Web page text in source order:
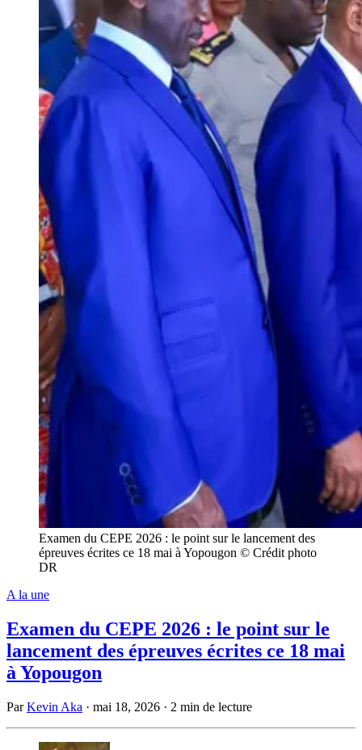
Examen du CEPE 2026 : le point sur le lancement des
épreuves écrites ce 18 mai à Yopougon © Crédit photo
DR
A la une
Examen du CEPE 2026 : le point sur le
lancement des épreuves écrites ce 18 mai
à Yopougon
ParKevin Aka · mai 18, 2026 · 2 min de lecture